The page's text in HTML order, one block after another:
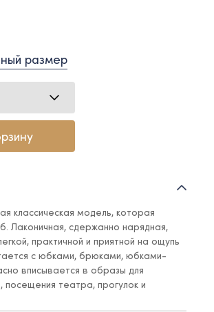
размер
классическая модель, которая
Лаконичная, сдержанно нарядная,
практичной и приятной на ощупь
с юбками, брюками, юбками-
вписывается в образы для
театра, прогулок и